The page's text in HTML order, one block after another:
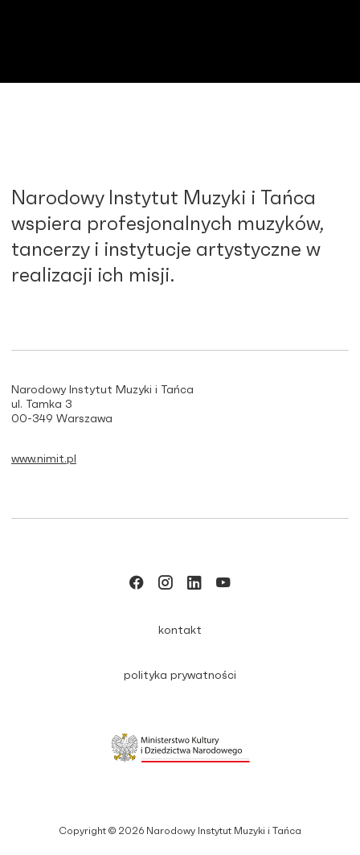
Narodowy Instytut Muzyki i Tańca
wspiera profesjonalnych muzyków,
tancerzy i instytucje artystyczne w
realizacji ich misji.
Narodowy Instytut Muzyki i Tańca
ul. Tamka 3
00-349 Warszawa
www.nimit.pl
Copyright © 2026 Narodowy Instytut Muzyki i Tańca
kontakt
polityka prywatności